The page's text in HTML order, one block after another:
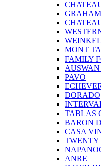
MONT
FAMILY
PAVO
DORADO
TABLAS
BARON
CASA
TWENTY
ANRE